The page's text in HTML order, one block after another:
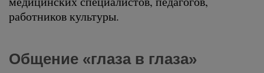
работников культуры.
Общение «глаза в глаза»